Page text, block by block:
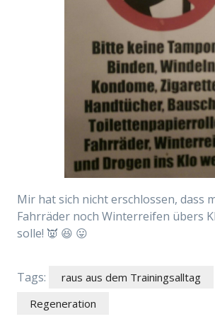
Mir hat sich nicht erschlossen, dass
Fahrräder noch Winterreifen übers
solle! 👿 😆 😛
Tags:
raus aus dem Trainingsalltag
Regeneration